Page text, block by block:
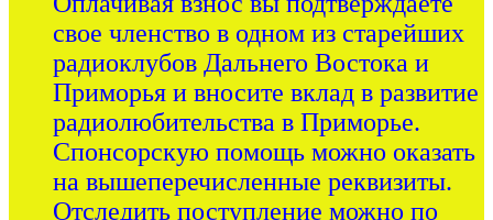
свое членство в одном из старейших
радиоклубов Дальнего Востока и
Приморья и вносите вклад в развитие
радиолюбительства в Приморье.
Спонсорскую помощь можно оказать
на вышеперечисленные реквизиты.
Отследить поступление можно по